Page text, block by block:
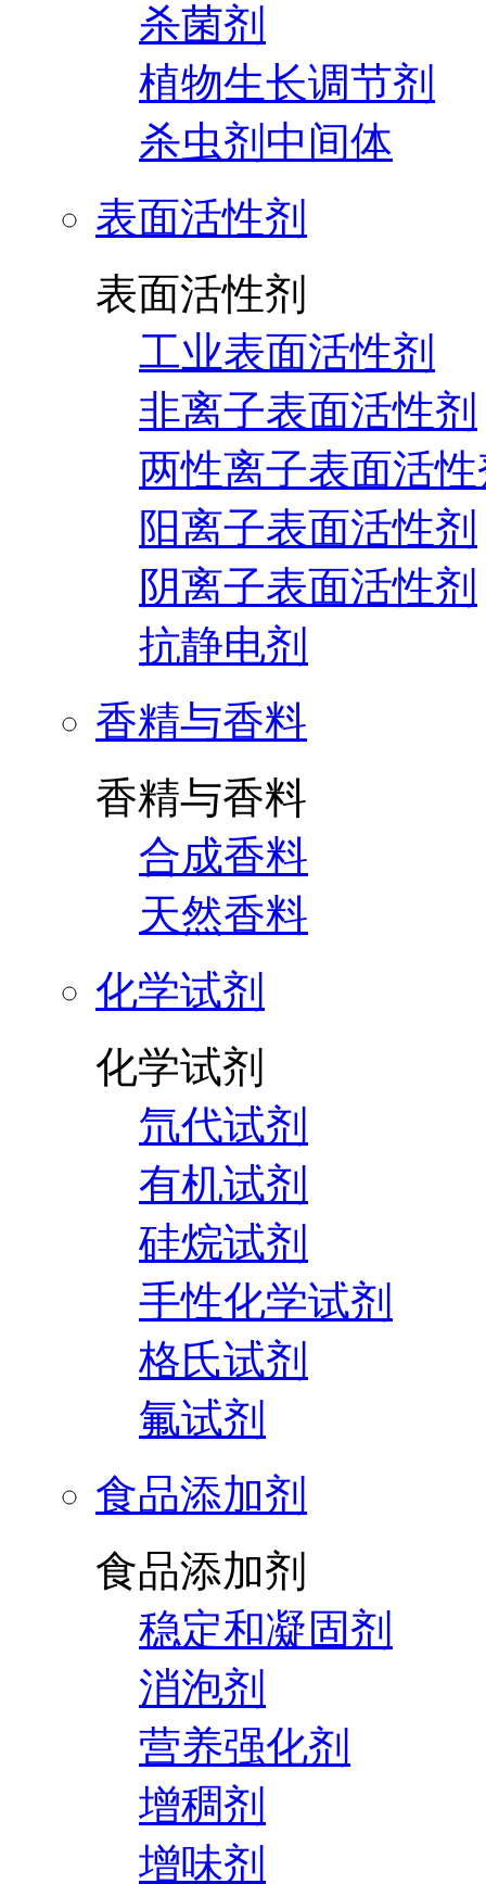
杀菌剂
植物生长调节剂
杀虫剂中间体
表面活性剂
表面活性剂
工业表面活性剂
非离子表面活性剂
两性离子表面活
阳离子表面活性剂
阴离子表面活性剂
抗静电剂
香精与香料
香精与香料
合成香料
天然香料
化学试剂
化学试剂
氘代试剂
有机试剂
硅烷试剂
手性化学试剂
格氏试剂
氟试剂
食品添加剂
食品添加剂
稳定和凝固剂
消泡剂
营养强化剂
增稠剂
增味剂